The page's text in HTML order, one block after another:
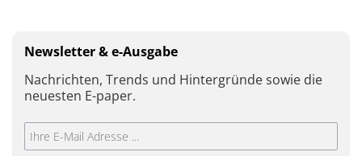
Newsletter & e-Ausgabe
Nachrichten, Trends und Hintergründe sowie die
neuesten E-paper.